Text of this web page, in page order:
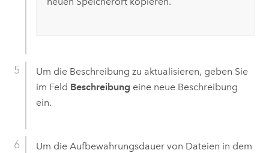
Um die Beschreibung zu aktualisieren, geben Sie
im Feld Beschreibung eine neue Beschreibung
ein.
Um die Aufbewahrungsdauer von Dateien in dem